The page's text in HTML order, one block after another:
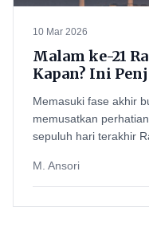
10 Mar 2026
Malam ke-21
Kapan? Ini
Qadar
Memasuki fase akhir
memusatkan
sepuluh hari terakhir
M. Ansori